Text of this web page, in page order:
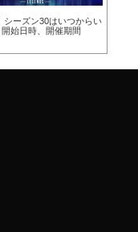
シーズン30はいつからい
始日時、開催期間